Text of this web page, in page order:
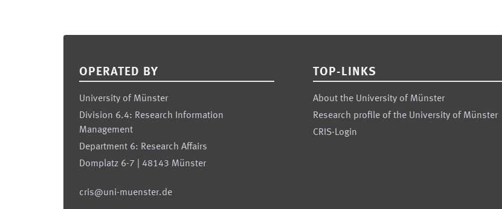
OPERATED BY
University of Münster
Division 6.4: Research Information
Management
Department 6: Research Affairs
Domplatz 6-7 | 48143 Münster
cris@uni-muenster.de
TOP-LINKS
About the University of Münster
Research profile of the University of Münster
CRIS-Login